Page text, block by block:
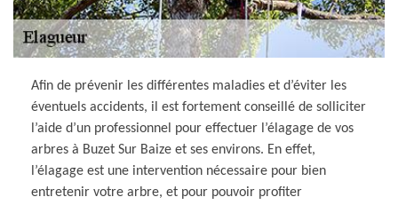
Afin de prévenir les différentes maladies et d’éviter les
éventuels accidents, il est fortement conseillé de solliciter
l’aide d’un professionnel pour effectuer l’élagage de vos
arbres à Buzet Sur Baize et ses environs. En effet,
l’élagage est une intervention nécessaire pour bien
entretenir votre arbre, et pour pouvoir profiter